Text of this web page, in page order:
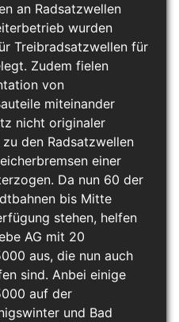
an Radsatzwellen
wurden
Treibradsatzwellen für
Zudem fielen
von
miteinander
nicht originaler
den Radsatzwellen
einer
Da nun 60 der
bis Mitte
stehen, helfen
AG mit 20
aus, die nun auch
sind. Anbei einige
auf der
und Bad